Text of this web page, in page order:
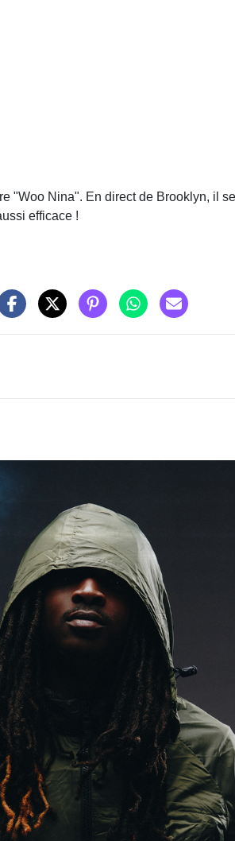
"Woo Nina". En direct de Brooklyn, il
efficace !